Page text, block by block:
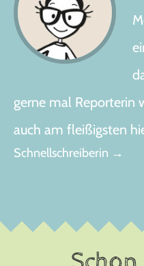
gerne mal Reporterin
auch am fleißigsten
Schnellschreiberin →